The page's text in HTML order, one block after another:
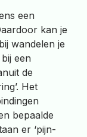
een
kan je
wandelen je
een
de
Het
bepaalde
er ‘pijn-